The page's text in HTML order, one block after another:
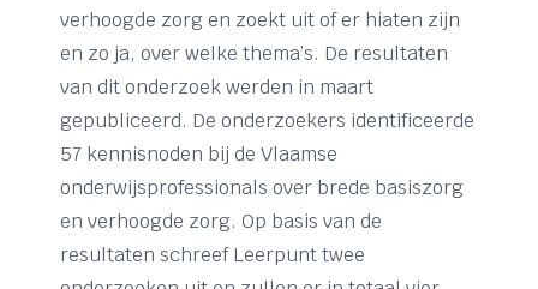
verhoogde zorg en zoekt uit of er hiaten zijn
en zo ja, over welke thema’s. De resultaten
van dit onderzoek werden in maart
gepubliceerd. De onderzoekers identificeerde
57 kennisnoden bij de Vlaamse
onderwijsprofessionals over brede basiszorg
en verhoogde zorg. Op basis van de
resultaten schreef Leerpunt twee